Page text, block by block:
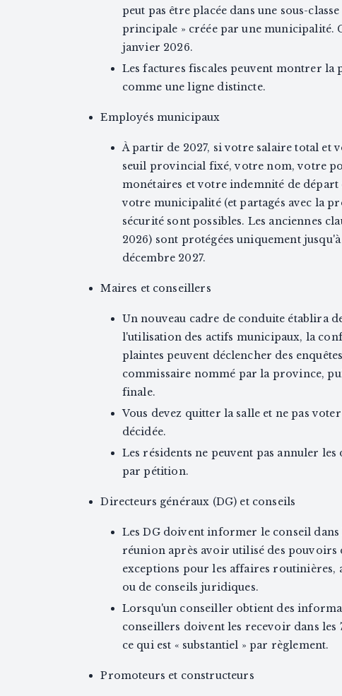
peut pas être placée dans une sous-
principale » créée par une municipalité.
janvier 2026.
Les factures fiscales peuvent montrer
comme une ligne distincte.
Employés municipaux
À partir de 2027, si votre salaire total et
seuil provincial fixé, votre nom, votre
monétaires et votre indemnité de départ
votre municipalité (et partagés avec la
sécurité sont possibles. Les anciennes
2026) sont protégées uniquement
décembre 2027.
Maires et conseillers
Un nouveau cadre de conduite établira
l'utilisation des actifs municipaux, la
plaintes peuvent déclencher des
commissaire nommé par la province,
finale.
Vous devez quitter la salle et ne pas
décidée.
Les résidents ne peuvent pas annuler
par pétition.
Directeurs généraux (DG) et conseils
Les DG doivent informer le conseil
réunion après avoir utilisé des pouvoirs
exceptions pour les affaires routinières,
ou de conseils juridiques.
Lorsqu'un conseiller obtient des
conseillers doivent les recevoir dans les
ce qui est « substantiel » par règlement.
Promoteurs et constructeurs